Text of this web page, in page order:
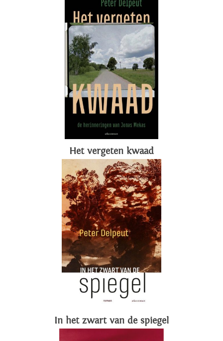
Het vergeten kwaad
In het zwart van de spiegel